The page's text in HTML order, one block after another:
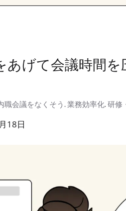
げて会議時間
職会議をなくそう , 業務効率化, 研修
18日